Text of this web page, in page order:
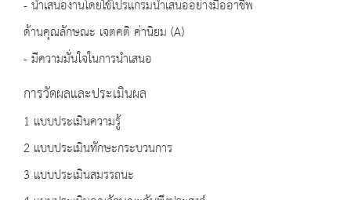
- นำเสนองานโดยใช้โปรแกรมนำเสนออย่างมืออาชีพ
ด้านคุณลักษณะ เจตคติ ค่านิยม (A)
- มีความมั่นใจในการนำเสนอ
การวัดผลและประเมินผล
1 แบบประเมินความรู้
2 แบบประเมินทักษะกระบวนการ
3 แบบประเมินสมรรถนะ